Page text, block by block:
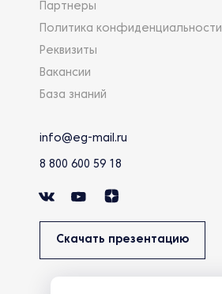
Партнеры
Политика конфиденциальности
Реквизиты
Вакансии
База знаний
info@eg-mail.ru
8 800 600 59 18
Скачать презентацию